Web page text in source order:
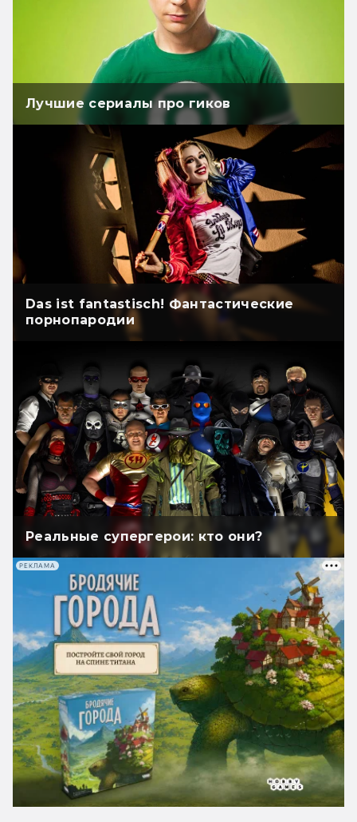
Лучшие сериалы про гиков
Das ist fantastisch! Фантастические
порнопародии
Реальные супергерои: кто они?
РЕКЛАМА